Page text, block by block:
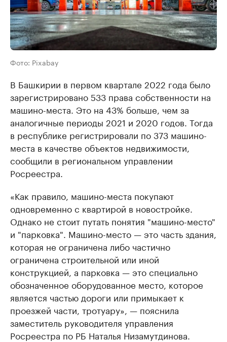
Фото: Pixabay
В Башкирии в первом квартале 2022 года было
зарегистрировано 533 права собственности на
машино-места. Это на 43% больше, чем за
аналогичные периоды 2021 и 2020 годов. Тогда
в республике регистрировали по 373 машино-
места в качестве объектов недвижимости,
сообщили в региональном управлении
Росреестра.
«Как правило, машино-места покупают
одновременно с квартирой в новостройке.
Однако не стоит путать понятия "машино-место"
и "парковка". Машино-место — это часть здания,
которая не ограничена либо частично
ограничена строительной или иной
конструкцией, а парковка — это специально
обозначенное оборудованное место, которое
является частью дороги или примыкает к
проезжей части, тротуару», — пояснила
заместитель руководителя управления
Росреестра по РБ Наталья Низамутдинова.